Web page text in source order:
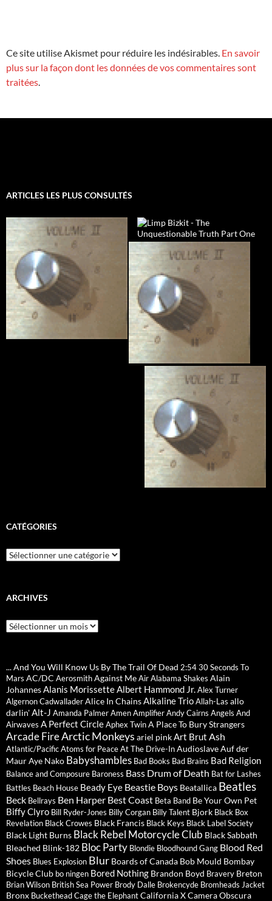
Ce site utilise Akismet pour réduire les indésirables. En savoir
plus sur la façon dont les données de vos commentaires sont
traitées.
ARTICLES LES PLUS CONSULTÉS
CATÉGORIES
Catégories
ARCHIVES
Archives
... And You Will Know Us By The Trail Of Dead 2:5430 Seconds To
Mars AC/DC AerosmithAgainst MeAirAlabama Shakes Alain
JohannesAlanis MorissetteAlbert Hammond Jr.Alex Turner
Algernon CadwalladerAlice In ChainsAlkaline TrioAllah-Las allo
darlin'Alt-J Amanda PalmerAmenAmplifierAndy Cairns Angels And
Airwaves A Perfect CircleAphex TwinA Place To Bury Strangers
Arcade FireArctic Monkeys ariel pinkArt Brut Ash
Atlantic/PacificAtoms for PeaceAt The Drive-InAudioslaveAuf der
MaurAye Nako Babyshambles Bad Books Bad Brains Bad Religion
Balance and Composure Baroness Bass Drum of Death Bat for Lashes
Battles Beach House Beady Eye Beastie Boys Beatallica Beatles
Beck Bellrays Ben Harper Best Coast Beta Band Be Your Own Pet
Biffy Clyro Bill Ryder-Jones Billy Corgan Billy Talent Bjork Black Box
Revelation Black Crowes Black Francis Black Keys Black Label Society
Black Light Burns Black Rebel Motorcycle Club Black Sabbath
Bleached Blink-182 Bloc Party Blondie Bloodhound Gang Blood Red
Shoes Blues Explosion Blur Boards of Canada Bob Mould Bombay
Bicycle Club bo ningen Bored Nothing Brandon Boyd Bravery Breton
Brian Wilson British Sea Power Brody Dalle Brokencyde Bromheads Jacket
Bronx BucketheadCage the ElephantCalifornia XCamera Obscura